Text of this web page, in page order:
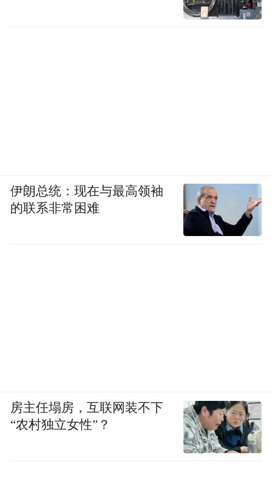
伊朗总统：现在与最高领袖
的联系非常困难
房主任塌房，互联网装不下
“农村独立女性”？